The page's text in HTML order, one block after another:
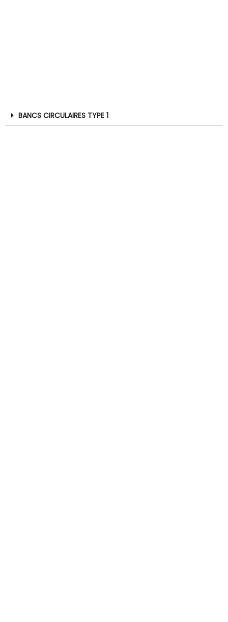
BANCS CIRCULAIRES TYPE 1